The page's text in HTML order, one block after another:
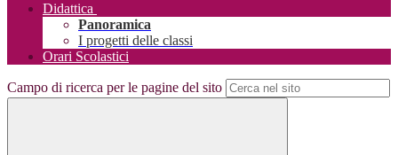
Didattica
Panoramica
I progetti delle classi
Orari Scolastici
Campo di ricerca per le pagine del sito